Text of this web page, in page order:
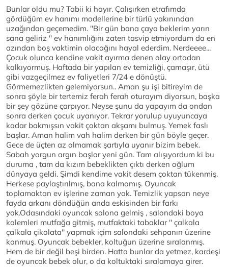
Bunlar oldu mu? Tabii ki hayır. Çalışırken etrafımda
gördüğüm ev hanımı modellerine bir türlü yakınından
uzağından geçemedim. ''Bir gün bana çaya beklerim yarın
sana geliriz '' ev hanımlığını zaten tasvip etmiyordum da en
azından boş vaktimin olacağını hayal ederdim. Nerdeeee...
Çocuk olunca kendine vakit ayırma denen olay ortadan
kalkıyormuş. Haftada bir yapılan ev temizliği, çamaşır, ütü
gibi vazgeçilmez ev faliyetleri 7/24 e dönüştü.
Görmemezlikten gelemiyorsun.. Aman şu işi bitireyim de
sonra şöyle bir tertemiz ferah ferah oturayım diyorsun, başka
bir şey gözüne çarpıyor. Neyse şunu da yapayım da ondan
sonra derken çocuk uyanıyor. Tekrar yorulup uyuyuncaya
kadar bakmışsın vakit çoktan akşamı bulmuş. Yemek faslı
başlar. Aman halim vah halim derken bir gün böyle geçer.
Gece de üçten az olmamak şartıyla uyanır bizim bebek.
Sabah yorgun argın başlar yeni gün. Tam alışıyordum ki bu
duruma , tam da kızım bebeklikten çıktı derken oğlum
dünyaya geldi. Şimdi kendime vakit desem çoktan tükenmiş.
Herkese paylaştırılmış, bana kalmamış. Oyuncak
toplamaktan ev işlerine zaman yok. Temizlik yapsan neye
fayda arkanı döndüğün anda eskisinden bir farkı
yok.Odasındaki oyuncak salona gelmiş , salondaki boya
kalemleri mutfağa gitmiş, mutfaktaki tabaklar '' çalkala
çalkala çikolata'' yapmak içim salondaki sehpanın üzerine
konmuş. Oyuncak bebekler, koltuğun üzerine sıralanmış.
Hem de bir değil beşi birden. Hatta bunlar da yetmez, kardeşi
de oyuncak bebek olur, o da koltuktaki sıralamaya girer.